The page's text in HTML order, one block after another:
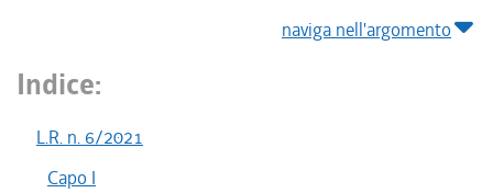
naviga nell'argomento
Indice:
L.R. n. 6/2021
Capo I